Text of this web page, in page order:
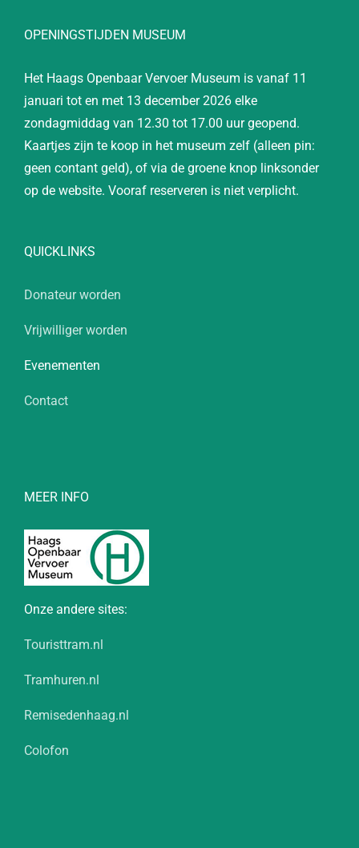
OPENINGSTIJDEN MUSEUM
Het Haags Openbaar Vervoer Museum is vanaf 11
januari tot en met 13 december 2026 elke
zondagmiddag van 12.30 tot 17.00 uur geopend.
Kaartjes zijn te koop in het museum zelf (alleen pin:
geen contant geld), of via de groene knop linksonder
op de website. Vooraf reserveren is niet verplicht.
QUICKLINKS
Donateur worden
Vrijwilliger worden
Evenementen
Contact
MEER INFO
Onze andere sites:
Touristtram.nl
Tramhuren.nl
Remisedenhaag.nl
Colofon